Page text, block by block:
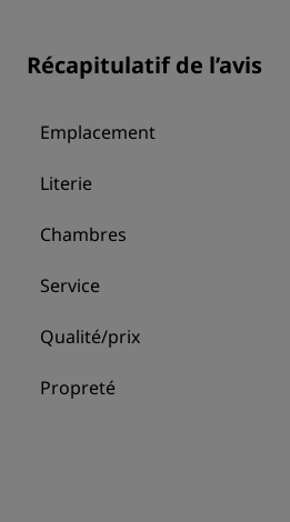
Récapitulatif de l’avis
Emplacement
Literie
Chambres
Service
Qualité/prix
Propreté